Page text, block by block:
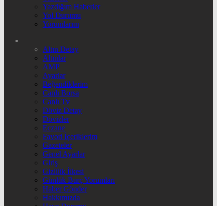
Yazdığım Haberler
Yol Durumu
Yorumlarım
Altın Detay
Altınlar
AMP
Ayarlar
Beğendiklerim
Canlı Borsa
Canlı Tv
Döviz Detay
Dövizler
Eczane
Favori İçeriklerim
Gazeteler
Genel Ayarlar
Giriş
Gizlilik İlkesi
Günlük Burç Yorumları
Haber Gönder
Hakkımızda